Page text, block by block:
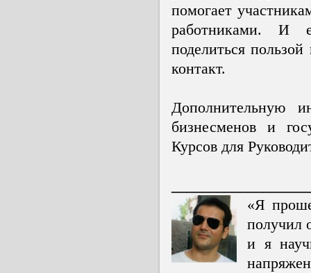
помогает
работниками. И
поделиться
контакт.
Дополнительную
бизнесменов и
Курсов для
«Я
получил
и я